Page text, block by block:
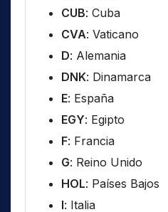
CUB: Cuba
CVA: Vaticano
D: Alemania
DNK: Dinamarca
E: España
EGY: Egipto
F: Francia
G: Reino Unido
HOL: Países Bajos
I: Italia